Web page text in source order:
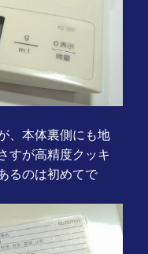
、本体裏側にも地
すが高精度クッキ
るのは初めてで